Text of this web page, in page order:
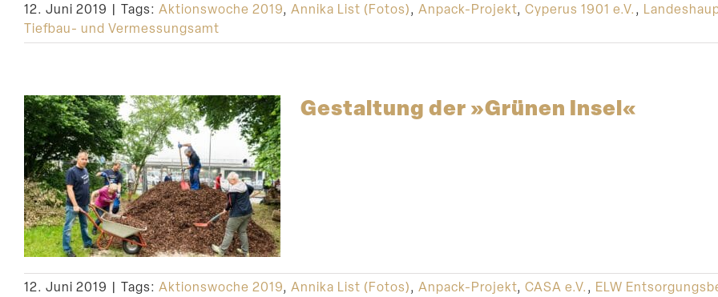
12. Juni 2019 | Tags: Aktionswoche 2019, Annika List (Fotos), Anpack-Projekt, Cyperus 1901 e.V.,
Tiefbau- und Vermessungsamt
Gestaltung der »Grünen Insel«
12. Juni 2019 | Tags: Aktionswoche 2019, Annika List (Fotos), Anpack-Projekt, CASA e.V., ELW